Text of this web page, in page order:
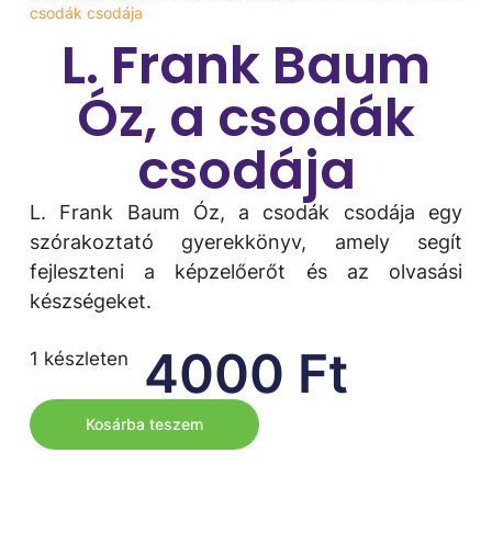
csodák csodája
L. Frank Baum
Óz, ​a csodák
csodája
L. Frank Baum Óz, ​a csodák csodája egy
szórakoztató gyerekkönyv, amely segít
fejleszteni a képzelőerőt és az olvasási
készségeket.
4000 Ft
1 készleten
Kosárba teszem